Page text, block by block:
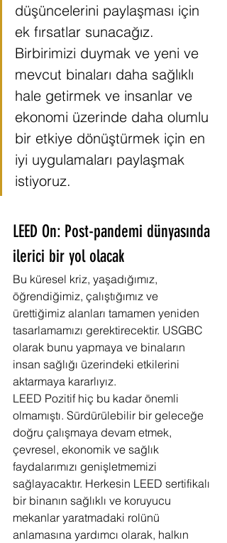
düşüncelerini paylaşması için
ek fırsatlar sunacağız.
Birbirimizi duymak ve yeni ve
mevcut binaları daha sağlıklı
hale getirmek ve insanlar ve
ekonomi üzerinde daha olumlu
bir etkiye dönüştürmek için en
iyi uygulamaları paylaşmak
istiyoruz.
LEED On: Post-pandemi dünyasında
ilerici bir yol olacak
Bu küresel kriz, yaşadığımız,
öğrendiğimiz, çalıştığımız ve
ürettiğimiz alanları tamamen yeniden
tasarlamamızı gerektirecektir. USGBC
olarak bunu yapmaya ve binaların
insan sağlığı üzerindeki etkilerini
aktarmaya kararlıyız.
LEED Pozitif hiç bu kadar önemli
olmamıştı. Sürdürülebilir bir geleceğe
doğru çalışmaya devam etmek,
çevresel, ekonomik ve sağlık
faydalarımızı genişletmemizi
sağlayacaktır. Herkesin LEED sertifikalı
bir binanın sağlıklı ve koruyucu
mekanlar yaratmadaki rolünü
anlamasına yardımcı olarak, halkın